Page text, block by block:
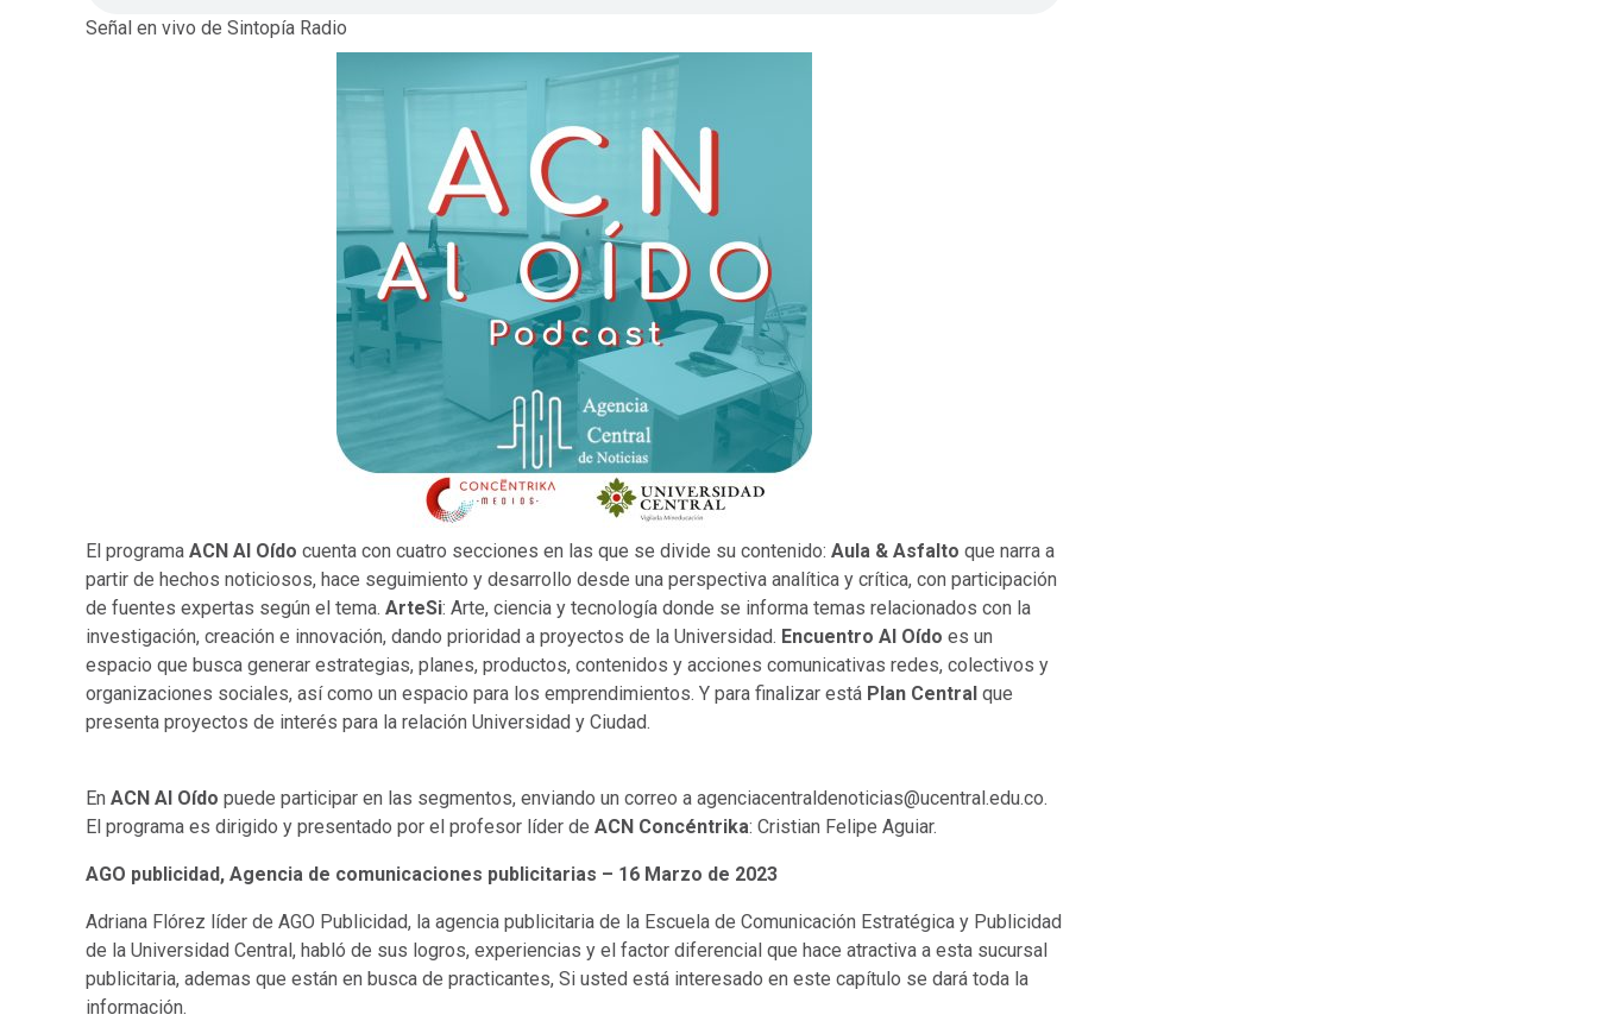
Señal en vivo de Sintopía Radio
El programa ACN Al Oído cuenta con cuatro secciones en las que se divide su contenido: Aula & Asfalto que narra a
partir de hechos noticiosos, hace seguimiento y desarrollo desde una perspectiva analítica y crítica, con participación
de fuentes expertas según el tema. ArteSi: Arte, ciencia y tecnología donde se informa temas relacionados con la
investigación, creación e innovación, dando prioridad a proyectos de la Universidad. Encuentro Al Oído es un
espacio que busca generar estrategias, planes, productos, contenidos y acciones comunicativas redes, colectivos y
organizaciones sociales, así como un espacio para los emprendimientos. Y para finalizar está Plan Central que
presenta proyectos de interés para la relación Universidad y Ciudad.
En ACN Al Oído puede participar en las segmentos, enviando un correo a agenciacentraldenoticias@ucentral.edu.co.
El programa es dirigido y presentado por el profesor líder de ACN Concéntrika: Cristian Felipe Aguiar.
AGO publicidad, Agencia de comunicaciones publicitarias – 16 Marzo de 2023
Adriana Flórez líder de AGO Publicidad, la agencia publicitaria de la Escuela de Comunicación Estratégica y Publicidad
de la Universidad Central, habló de sus logros, experiencias y el factor diferencial que hace atractiva a esta sucursal
publicitaria, ademas que están en busca de practicantes, Si usted está interesado en este capítulo se dará toda la
información.